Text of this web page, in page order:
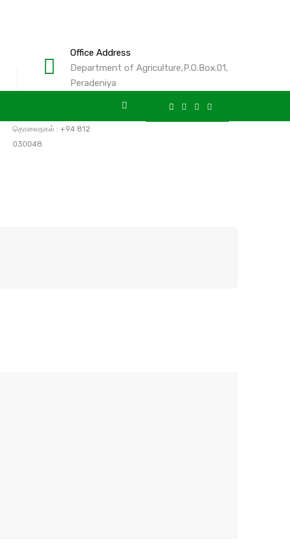
Office Address
Department of Agriculture,P.O.Box.01,
Peradeniya
தொலைநகல் : +94 812
030048
English